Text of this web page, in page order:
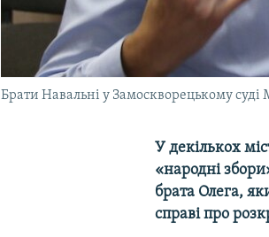
Брати Навальні у Замоскворецькому суді
У декількох
«народні
брата Олега,
справі про